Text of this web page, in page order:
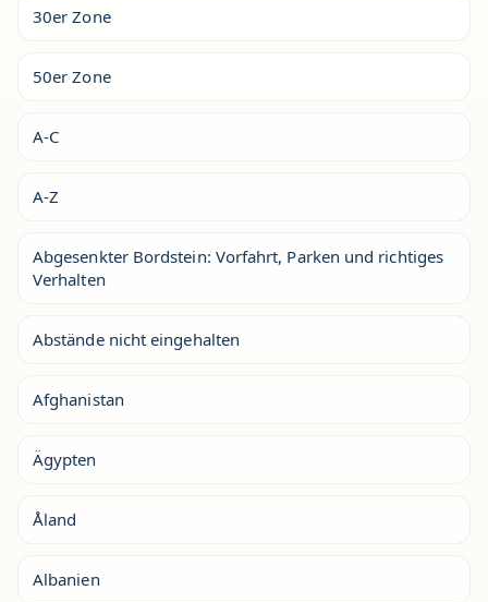
30er Zone
50er Zone
A-C
A-Z
Abgesenkter Bordstein: Vorfahrt, Parken und richtiges
Verhalten
Abstände nicht eingehalten
Afghanistan
Ägypten
Åland
Albanien